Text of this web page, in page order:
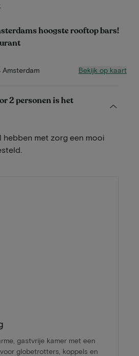
hoogste rooftop bars!
Amsterdam Bekijk op kaart
2 personen is het
hebben met zorg een mooi
gastvrije kamer met een
globetrotters, koppels en